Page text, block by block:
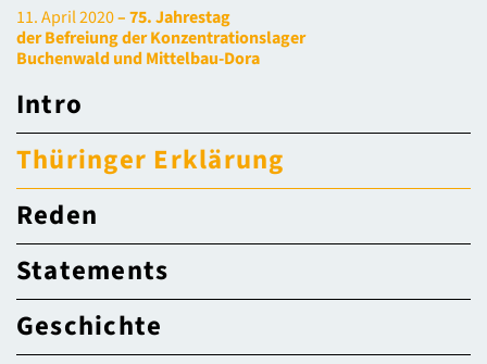
11. April 2020– 75. Jahrestag
der Befreiung der Konzentrationslager
Buchenwald und Mittelbau-Dora
Intro
Thüringer Erklärung
Reden
Statements
Geschichte